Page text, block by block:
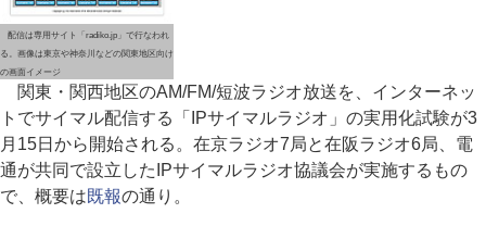
配信は専用サイト「radiko.jp」で行なわれ
る。画像は東京や神奈川などの関東地区向け
の画面イメージ
関東・関西地区のAM/FM/短波ラジオ放送を、インターネッ
トでサイマル配信する「IPサイマルラジオ」の実用化試験が3
月15日から開始される。在京ラジオ7局と在阪ラジオ6局、電
通が共同で設立したIPサイマルラジオ協議会が実施するもの
で、概要は既報の通り。